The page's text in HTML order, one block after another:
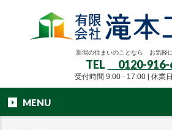
新潟の住まいのことなら お気軽
TEL 0120-916-
受付時間 9:00 - 17:00 [ 休業
MENU